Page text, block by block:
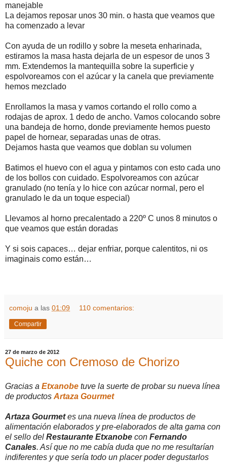
manejable
La dejamos reposar unos 30 min. o hasta que veamos que
ha comenzado a levar
Con ayuda de un rodillo y sobre la meseta enharinada,
estiramos la masa hasta dejarla de un espesor de unos 3
mm. Extendemos la mantequilla sobre la superficie y
espolvoreamos con el azúcar y la canela que previamente
hemos mezclado
Enrollamos la masa y vamos cortando el rollo como a
rodajas de aprox. 1 dedo de ancho. Vamos colocando sobre
una bandeja de horno, donde previamente hemos puesto
papel de hornear, separadas unas de otras.
Dejamos hasta que veamos que doblan su volumen
Batimos el huevo con el agua y pintamos con esto cada uno
de los bollos con cuidado. Espolvoreamos con azúcar
granulado (no tenía y lo hice con azúcar normal, pero el
granulado le da un toque especial)
Llevamos al horno precalentado a 220º C unos 8 minutos o
que veamos que están doradas
Y si sois capaces… dejar enfriar, porque calentitos, ni os
imaginais como están…
comoju a las 01:09 110 comentarios:
Compartir
27 de marzo de 2012
Quiche con Cremoso de Chorizo
Gracias a Etxanobe tuve la suerte de probar su nueva línea
de productos Artaza Gourmet
Artaza Gourmetes una nueva línea de productos de
alimentación elaborados y pre-elaborados de alta gama con
el sello del Restaurante Etxanobe con Fernando
Canales. Así que no me cabía duda que no me resultarían
indiferentes y que sería todo un placer poder degustarlos